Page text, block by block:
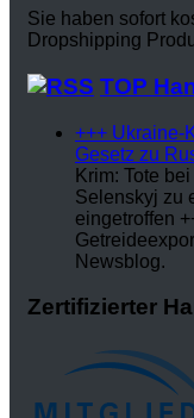
Sie haben sofort
Dropshipping
TOP
+++ Ukraine-
Gesetz zu
Krim: Tote
Selenskyj zu
eingetroffen
Newsblog.
Zertifizierter